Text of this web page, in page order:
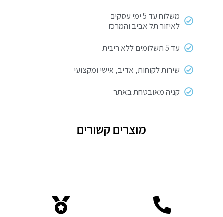
לבן
ZM
משלוח עד 5 ימי עסקים
לאיזור תל אביב והמרכז
עד 5 תשלומים ללא ריבית
שירות לקוחות, אדיב, אישי ומקצועי
קניה מאובטחת באתר
מוצרים קשורים